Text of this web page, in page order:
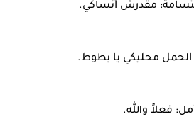
مقدرش أنساكي.
محليكي يا بطوط.
فعلاً والله.